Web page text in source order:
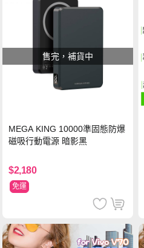
售完，補貨中
MEGA KING 10000準固態防爆
磁吸行動電源 暗影黑
$2,180
免運